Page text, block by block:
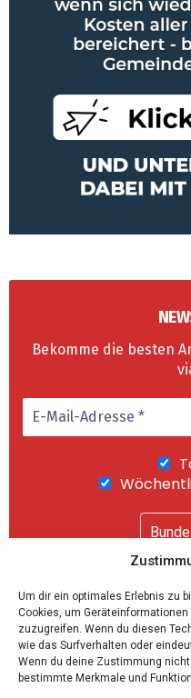
Um dir ein optimales Erlebnis zu
Cookies, um
zuzugreifen. Wenn du diesen
wie das Surfverhalten oder
Wenn du deine Zustimmung
bestimmte Merkmale und
Bekomme die besten
"Abonnieren"